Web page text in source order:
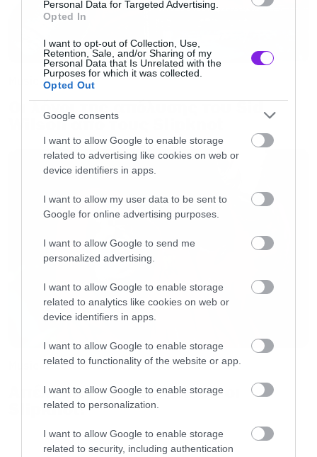
Personal Data for Targeted Advertising.
Opted In
I want to opt-out of Collection, Use,
Retention, Sale, and/or Sharing of my
Personal Data that Is Unrelated with the
Purposes for which it was collected.
Opted Out
Google consents
I want to allow Google to enable storage
related to advertising like cookies on web or
device identifiers in apps.
I want to allow my user data to be sent to
Google for online advertising purposes.
I want to allow Google to send me
personalized advertising.
I want to allow Google to enable storage
related to analytics like cookies on web or
device identifiers in apps.
I want to allow Google to enable storage
related to functionality of the website or app.
I want to allow Google to enable storage
related to personalization.
I want to allow Google to enable storage
related to security, including authentication
— Tom Morello (@tmorello)
2020
Οι λόγοι της απόλυσης του Sid
Wilson από τους Slipknot
Απέλυσαν τον Sid Wilson οι
Slipknot!